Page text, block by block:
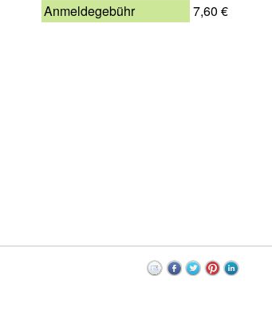
Anmeldegebühr
7,60 €